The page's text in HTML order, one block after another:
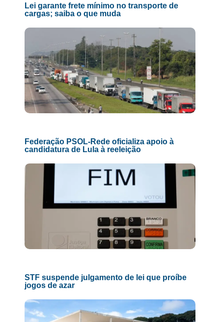
Lei garante frete mínimo no transporte de
cargas; saiba o que muda
Federação PSOL-Rede oficializa apoio à
candidatura de Lula à reeleição
STF suspende julgamento de lei que proíbe
jogos de azar